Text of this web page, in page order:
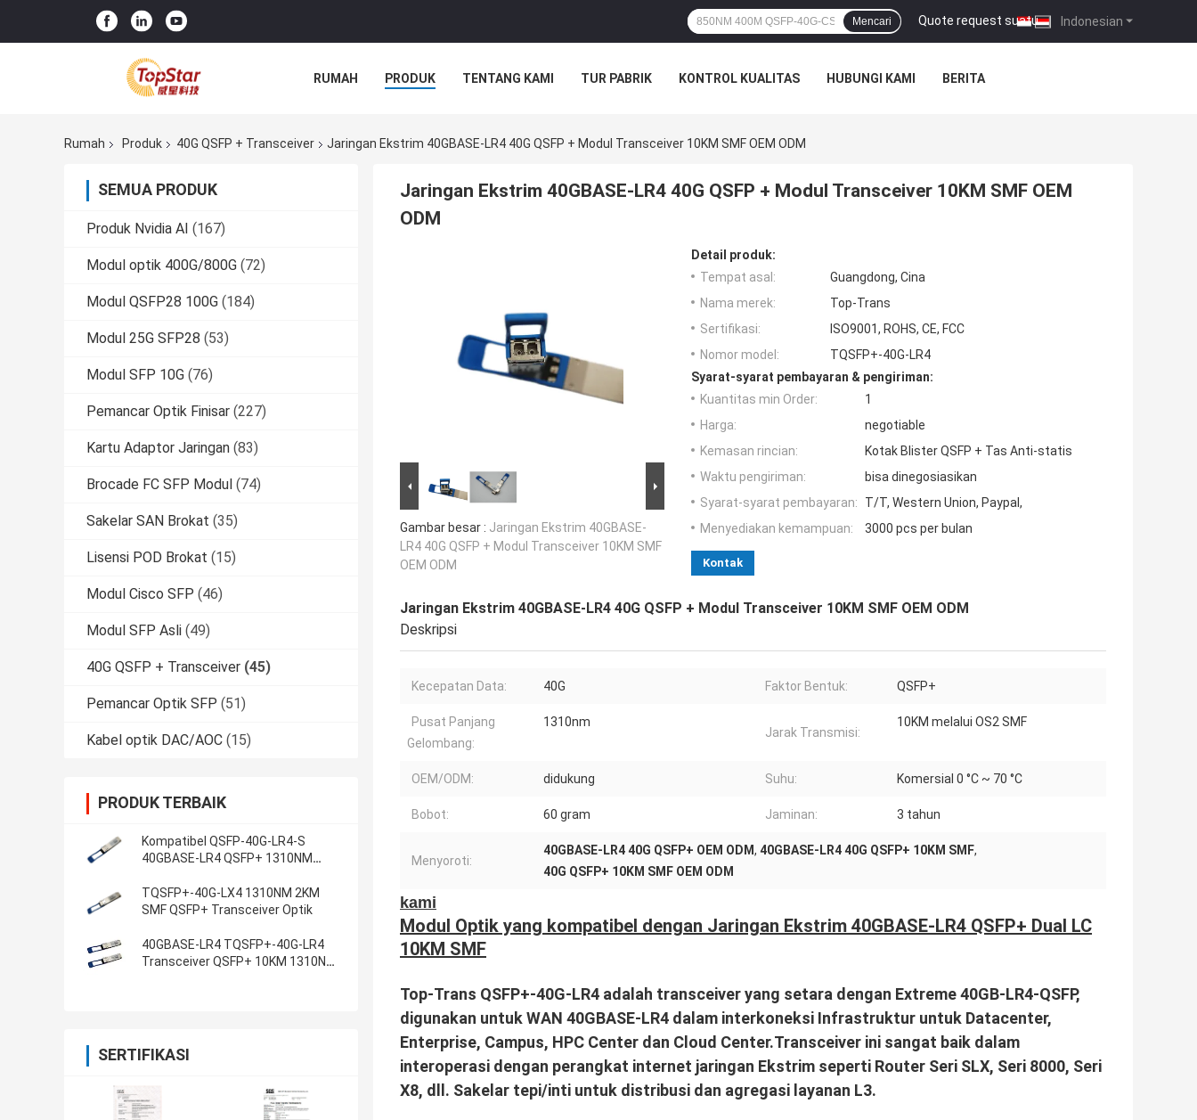
Indonesian
Quote request suatu |
Mencari
RUMAH PRODUK TENTANG KAMI TUR PABRIK KONTROL KUALITAS HUBUNGI KAMI BERITA
Rumah Produk 40G QSFP + Transceiver Jaringan Ekstrim 40GBASE-LR4 40G QSFP + Modul Transceiver 10KM SMF OEM ODM
SEMUA PRODUK
Produk Nvidia AI (167)
Modul optik 400G/800G (72)
Modul QSFP28 100G (184)
Modul 25G SFP28 (53)
Modul SFP 10G (76)
Pemancar Optik Finisar (227)
Kartu Adaptor Jaringan (83)
Brocade FC SFP Modul (74)
Sakelar SAN Brokat (35)
Lisensi POD Brokat (15)
Modul Cisco SFP (46)
Modul SFP Asli (49)
40G QSFP + Transceiver (45)
Pemancar Optik SFP (51)
Kabel optik DAC/AOC (15)
PRODUK TERBAIK
Kompatibel QSFP-40G-LR4-S
40GBASE-LR4 QSFP+ 1310NM
TQSFP+-40G-LX4 1310NM 2KM
SMF QSFP+ Transceiver Optik
40GBASE-LR4 TQSFP+-40G-LR4
Transceiver QSFP+ 10KM 1310NM
SERTIFIKASI
Jaringan Ekstrim 40GBASE-LR4 40G QSFP + Modul Transceiver 10KM SMF OEM
ODM
Gambar besar : Jaringan Ekstrim 40GBASE-
LR4 40G QSFP + Modul Transceiver 10KM SMF
OEM ODM
Detail produk:
Tempat asal:
Guangdong, Cina
Nama merek:
Top-Trans
Sertifikasi:
ISO9001, ROHS, CE, FCC
Nomor model:
TQSFP+-40G-LR4
Syarat-syarat pembayaran & pengiriman:
Kuantitas min Order:
1
Harga:
negotiable
Kemasan rincian:
Kotak Blister QSFP + Tas Anti-statis
Waktu pengiriman:
bisa dinegosiasikan
Syarat-syarat pembayaran:
T/T, Western Union, Paypal,
Menyediakan kemampuan:
3000 pcs per bulan
Kontak
Jaringan Ekstrim 40GBASE-LR4 40G QSFP + Modul Transceiver 10KM SMF OEM ODM
Deskripsi
Kecepatan Data: 40G Faktor Bentuk: QSFP+
Pusat Panjang
Gelombang:
1310nm
Jarak Transmisi:
10KM melalui OS2 SMF
OEM/ODM: didukung Suhu: Komersial 0 °C ~ 70 °C
Bobot: 60 gram Jaminan: 3 tahun
Menyoroti:
40GBASE-LR4 40G QSFP+ OEM ODM, 40GBASE-LR4 40G QSFP+ 10KM SMF,
40G QSFP+ 10KM SMF OEM ODM
kami
Modul Optik yang kompatibel dengan Jaringan Ekstrim 40GBASE-LR4 QSFP+ Dual LC
10KM SMF
Top-Trans QSFP+-40G-LR4 adalah transceiver yang setara dengan Extreme 40GB-LR4-QSFP,
digunakan untuk WAN 40GBASE-LR4 dalam interkoneksi Infrastruktur untuk Datacenter,
Enterprise, Campus, HPC Center dan Cloud Center.Transceiver ini sangat baik dalam
interoperasi dengan perangkat internet jaringan Ekstrim seperti Router Seri SLX, Seri 8000, Seri
X8, dll. Sakelar tepi/inti untuk distribusi dan agregasi layanan L3.